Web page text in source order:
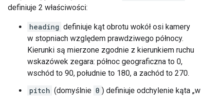
definiuje 2 właściwości:
heading definiuje kąt obrotu wokół osi kamery
w stopniach względem prawdziwego północy.
Kierunki są mierzone zgodnie z kierunkiem ruchu
wskazówek zegara: północ geograficzna to 0,
wschód to 90, południe to 180, a zachód to 270.
pitch (domyślnie 0 ) definiuje odchylenie kąta „w